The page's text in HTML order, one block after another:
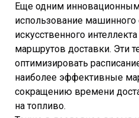
Еще одним
использование машинного
искусственного
маршрутов доставки. Эти
оптимизировать
наиболее эффективные
сокращению времени
на топливо.